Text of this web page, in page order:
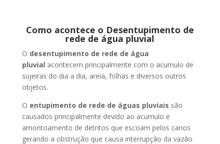
Como acontece o Desentupimento de
rede de água pluvial
O desentupimento de rede de água
pluvial acontecem principalmente com o acumulo de
sujeiras do dia a dia, areia, folhas e diversos outros
objetos.
O entupimento de rede de águas pluviais são
causados principalmente devido ao acumulo e
amontoamento de detritos que escoam pelos canos
gerando a obstrução que causa interrupção da vazão